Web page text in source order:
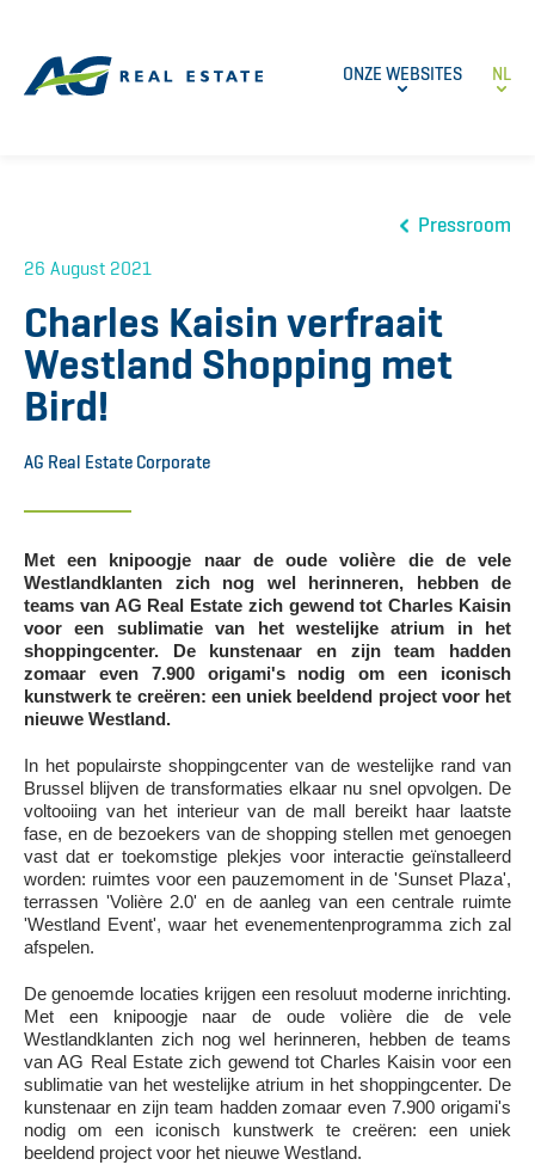
ONZE WEBSITES NL
Pressroom
26 August 2021
Charles Kaisin verfraait
Westland Shopping met
Bird!
AG Real Estate Corporate
Met een knipoogje naar de oude volière die de vele
Westlandklanten zich nog wel herinneren, hebben de
teams van AG Real Estate zich gewend tot Charles Kaisin
voor een sublimatie van het westelijke atrium in het
shoppingcenter. De kunstenaar en zijn team hadden
zomaar even 7.900 origami's nodig om een iconisch
kunstwerk te creëren: een uniek beeldend project voor het
nieuwe Westland.
In het populairste shoppingcenter van de westelijke rand van
Brussel blijven de transformaties elkaar nu snel opvolgen. De
voltooiing van het interieur van de mall bereikt haar laatste
fase, en de bezoekers van de shopping stellen met genoegen
vast dat er toekomstige plekjes voor interactie geïnstalleerd
worden: ruimtes voor een pauzemoment in de 'Sunset Plaza',
terrassen 'Volière 2.0' en de aanleg van een centrale ruimte
'Westland Event', waar het evenementenprogramma zich zal
afspelen.
De genoemde locaties krijgen een resoluut moderne inrichting.
Met een knipoogje naar de oude volière die de vele
Westlandklanten zich nog wel herinneren, hebben de teams
van AG Real Estate zich gewend tot Charles Kaisin voor een
sublimatie van het westelijke atrium in het shoppingcenter. De
kunstenaar en zijn team hadden zomaar even 7.900 origami's
nodig om een iconisch kunstwerk te creëren: een uniek
beeldend project voor het nieuwe Westland.